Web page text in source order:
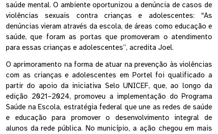
saúde mental. O ambiente oportunizou a denúncia de casos de
violências sexuais contra crianças e adolescentes: “As
denúncias vieram através da escola, de áreas como educação e
saúde, que foram as portas que promoveram o atendimento
para essas crianças e adolescentes”, acredita Joel.
O aprimoramento na forma de atuar na prevenção às violências
com as crianças e adolescentes em Portel foi qualificado a
partir do apoio da iniciativa Selo UNICEF, que, ao longo da
edição 2021–2024, promoveu a implementação do Programa
Saúde na Escola, estratégia federal que une as redes de saúde
e educação para promover o desenvolvimento integral de
alunos da rede pública. No município, a ação chegou em mais